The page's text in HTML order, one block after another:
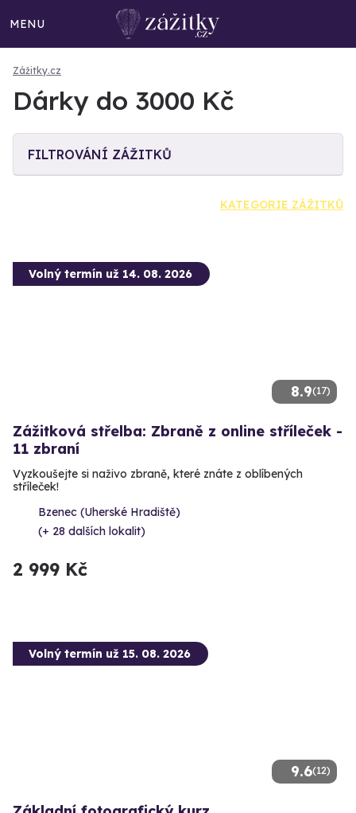
MENU
Zážitky.cz
Dárky do 3000 Kč
FILTROVÁNÍ ZÁŽITKŮ
KATEGORIE ZÁŽITKŮ
8.9(17)
Volný termín už 14. 08. 2026
Zážitková střelba: Zbraně z online stříleček -
11 zbraní
Vyzkoušejte si naživo zbraně, které znáte z oblíbených
stříleček!
Bzenec (Uherské Hradiště)
(+ 28 dalších lokalit)
2 999 Kč
9.6(12)
Volný termín už 15. 08. 2026